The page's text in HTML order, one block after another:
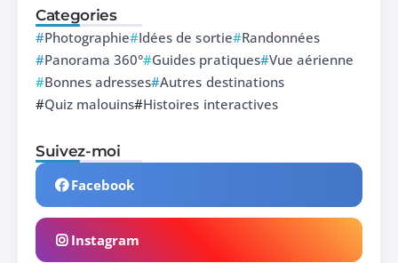
Categories
Photographie Idées de sortie Randonnées
Panorama 360° Guides pratiques Vue aérienne
Bonnes adresses Autres destinations
Quiz malouins Histoires interactives
Suivez-moi
Facebook
Instagram